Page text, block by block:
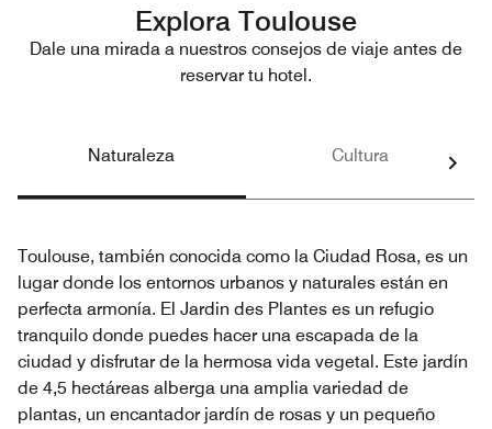
Explora Toulouse
Dale una mirada a nuestros consejos de viaje antes de
reservar tu hotel.
Naturaleza Cultura
Toulouse, también conocida como la Ciudad Rosa, es un
lugar donde los entornos urbanos y naturales están en
perfecta armonía. El Jardin des Plantes es un refugio
tranquilo donde puedes hacer una escapada de la
ciudad y disfrutar de la hermosa vida vegetal. Este jardín
de 4,5 hectáreas alberga una amplia variedad de
plantas, un encantador jardín de rosas y un pequeño